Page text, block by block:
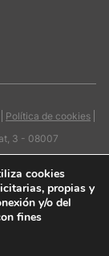
Política de cookies
3 - 08007
cookies
propias y
y/o del
fines